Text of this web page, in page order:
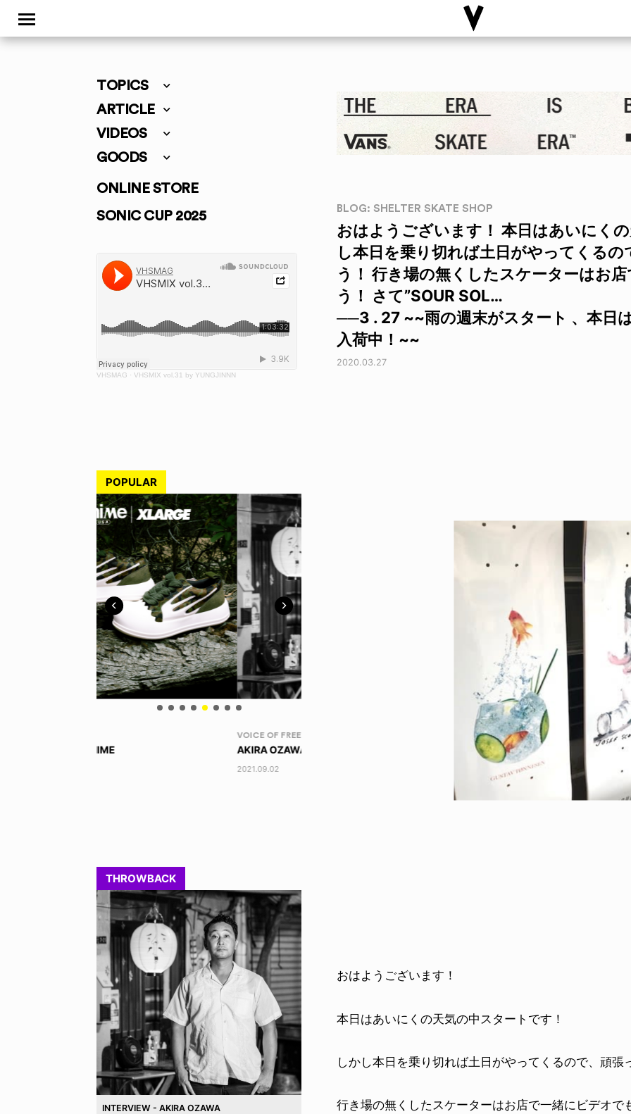
TOPICS
ARTICLE
VIDEOS
GOODS
ONLINE STORE
SONIC CUP 2025
VHSMAG · VHSMIX vol.31 by YUNGJINNN
POPULAR
AKIRA OZAWA / 尾澤 彰
NEWS
TOBY RYAN - PRO FOR
2026.08.08
THROWBACK
INTERVIEW - AKIRA OZAWA
BLOG: SHELTER SKATE SHOP
おはようございます！ 本日はあいにく
し本日を乗り切れば土日がやってくるの
う！ 行き場の無くしたスケーターはお
う！ さて”SOUR SOL…
──3 . 27 ~~雨の週末がスタート 、本日
入荷中！~~
2020.03.27
おはようございます！
本日はあいにくの天気の中スタートです！
しかし本日を乗り切れば土日がやってくるので、頑張
行き場の無くしたスケーターはお店で一緒にビデオで